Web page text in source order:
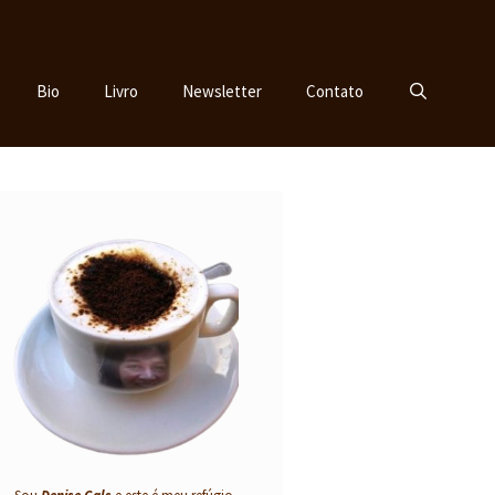
Bio Livro Newsletter Contato